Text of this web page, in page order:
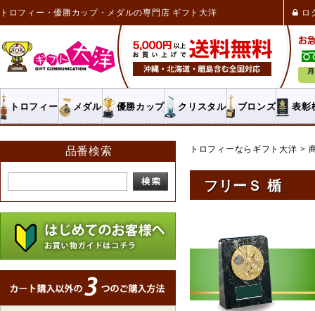
トロフィー・優勝カップ・メダルの専門店 ギフト大洋 ロ
トロフィー メダル 優勝カップ クリスタル ブロンズ 表彰
トロフィーならギフト大洋
フリーＳ 楯
品番検索